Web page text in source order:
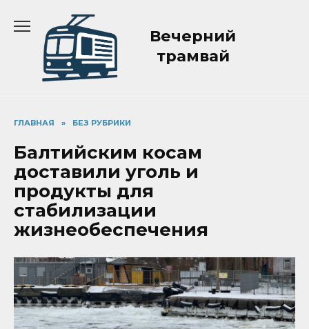
содержанию
Вечерний
трамвай
ГЛАВНАЯ » БЕЗ РУБРИКИ
Балтийским косам
доставили уголь и
продукты для
стабилизации
жизнеобеспечения